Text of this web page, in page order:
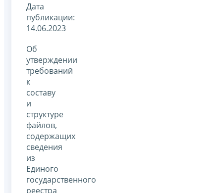
Дата
публикации:
14.06.2023
Об
утверждении
требований
к
составу
и
структуре
файлов,
содержащих
сведения
из
Единого
государственного
реестра